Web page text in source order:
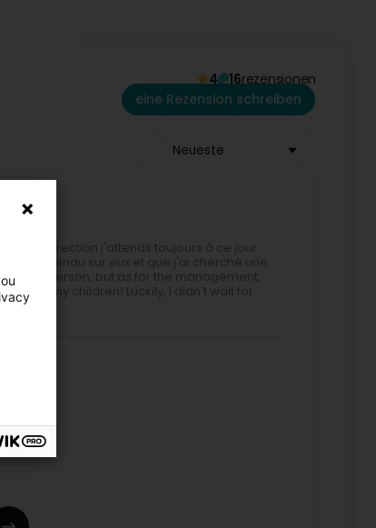
4 16rezensionen
eine Rezension schreiben
Neueste
à la direction j'attends toujours à ce jour
pas attendu sur eux et que j'ai cherché une
nice person, but as for the management,
for my children! Luckily, I didn't wait for